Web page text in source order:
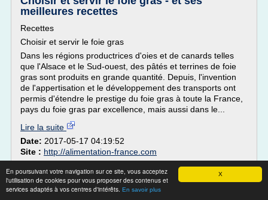
X
En poursuivant votre navigation sur ce site, vous acceptez
l'utilisation de cookies pour vous proposer des contenus et
services adaptés à vos centres d'intérêts. En savoir plus
meilleures recettes
Recettes
Choisir et servir le foie gras
Dans les régions productrices d'oies et de canards telles
que l'Alsace et le Sud-ouest, des pâtés et terrines de foie
gras sont produits en grande quantité. Depuis, l'invention
de l'appertisation et le développement des transports ont
permis d'étendre le prestige du foie gras à toute la France,
pays du foie gras par excellence, mais aussi dans le...
Lire la suite
Date: 2017-05-17 04:19:52
Site : http://alimentation-france.com
preparation d'un foie gras de canard cru/
preparation d'un foie gras cru/vin
d'accompagnement foie gras/foie gras de canard ou